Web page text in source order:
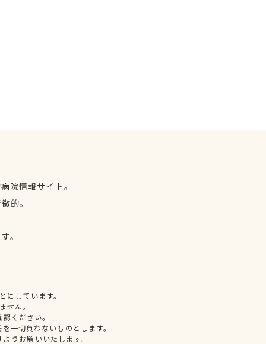
院情報サイト。
的。
。
しています。
せん。
ください。
一切負わないものとします。
うお願いいたします。